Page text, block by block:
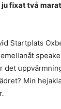
fixat två
Startplats
Min